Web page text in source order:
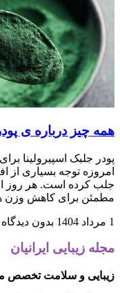
همه چیز درباره ی
پودر جلبک اسپیرولینا
امروزه توجه بسیاری از
جلب کرده است. هر روز
مطمئن برای کاهش وزن
1 مرداد 1404 بدون دیدگاه
مجله زیبایی ایرانیان
زیبایی و سلامت تخصص